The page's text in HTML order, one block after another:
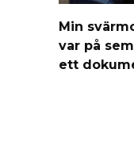
Min
var på
ett